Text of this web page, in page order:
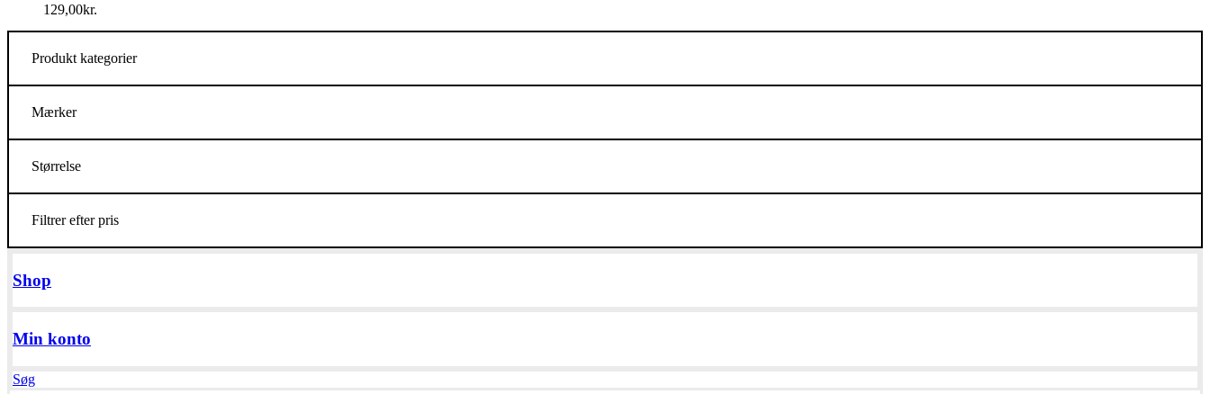
129,00kr.
Produkt kategorier
Mærker
Størrelse
Filtrer efter pris
Shop
Min konto
Søg